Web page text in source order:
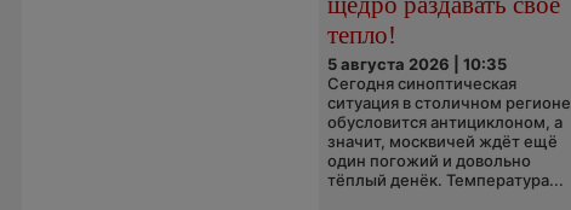
тепло!
5 августа 2026 | 10:35
Сегодня синоптическая
ситуация в столичном регионе
обусловится антициклоном, а
значит, москвичей ждёт ещё
один погожий и довольно
тёплый денёк. Температура...